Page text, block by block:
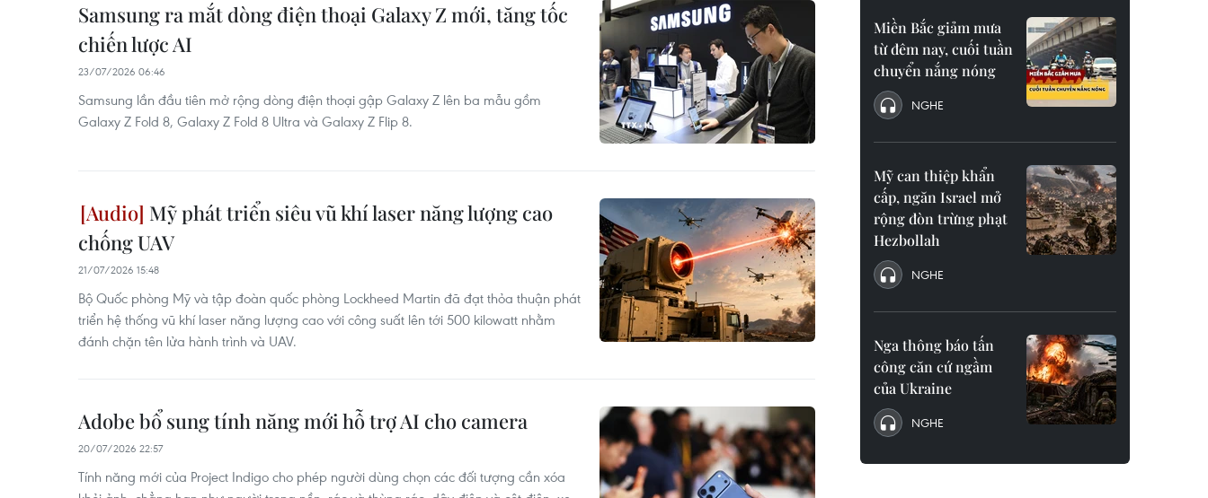
Samsung ra mắt dòng điện thoại Galaxy Z mới, tăng tốc
chiến lược AI
23/07/2026 06:46
Samsung lần đầu tiên mở rộng dòng điện thoại gập Galaxy Z lên ba mẫu gồm
Galaxy Z Fold 8, Galaxy Z Fold 8 Ultra và Galaxy Z Flip 8.
Mỹ phát triển siêu vũ khí laser năng lượng cao
chống UAV
21/07/2026 15:48
Bộ Quốc phòng Mỹ và tập đoàn quốc phòng Lockheed Martin đã đạt thỏa thuận phát
triển hệ thống vũ khí laser năng lượng cao với công suất lên tới 500 kilowatt nhằm
đánh chặn tên lửa hành trình và UAV.
Adobe bổ sung tính năng mới hỗ trợ AI cho camera
20/07/2026 22:57
Tính năng mới của Project Indigo cho phép người dùng chọn các đối tượng cần xóa
Miền Bắc giảm mưa
từ đêm nay, cuối tuần
chuyển nắng nóng
NGHE
Mỹ can thiệp khẩn
cấp, ngăn Israel mở
rộng đòn trừng phạt
Hezbollah
NGHE
Nga thông báo tấn
công căn cứ ngầm
của Ukraine
NGHE